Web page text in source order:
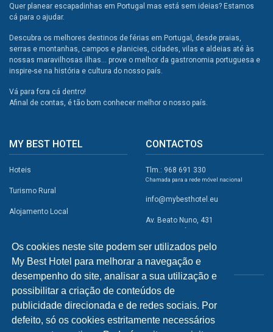
Os cookies neste site podem ser utilizados pelo
My Best Hotel para melhorar a navegação e
desempenho do site, analisar a sua utilização e
possibilitar a criação de conteúdos de
publicidade direcionada e de redes sociais. Por
defeito, só os cookies estritamente necessários
Quer planear escapadinhas em Portugal mas está sem ideias? Estamos
cá para o ajudar.
Descubra os melhores destinos de férias em Portugal, desde praias,
serras e montanhas, campos e planicies, cidades, vilas e aldeias até às
nossas maravilhosas ilhas... prove o melhor da gastronomia portuguesa e
inspire-se na história e cultura do nosso país.
Vá para fora cá dentro!
Afinal de contas, é tão bom conhecer melhor o nosso país.
MY BEST HOTEL
Hoteis
Turismo Rural
Alojamento Local
Atividades
Restaurantes
A Visitar
CONTACTOS
Tlm.: 968 691 330
Chamada para a rede móvel nacional
info@mybesthotel.eu
Av. Beato Nuno, 431
REDES SOCIAIS